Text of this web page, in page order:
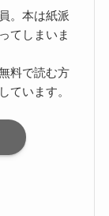
。本は紙派
てしまいま
料で読む方
ています。